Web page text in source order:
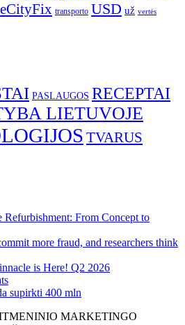
transporto USD už vertės
PASLAUGOS RECEPTAI
LIETUVOJE
TVARUS
Refurbishment: From Concept to
more fraud, and researchers think
is Here! Q2 2026
supirkti 400 mln
MARKETINGO